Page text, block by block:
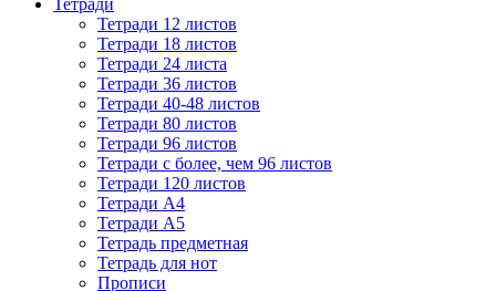
Тетради
Тетради 12 листов
Тетради 18 листов
Тетради 24 листа
Тетради 36 листов
Тетради 40-48 листов
Тетради 80 листов
Тетради 96 листов
Тетради с более, чем 96 листов
Тетради 120 листов
Тетради А4
Тетради А5
Тетрадь предметная
Тетрадь для нот
Прописи